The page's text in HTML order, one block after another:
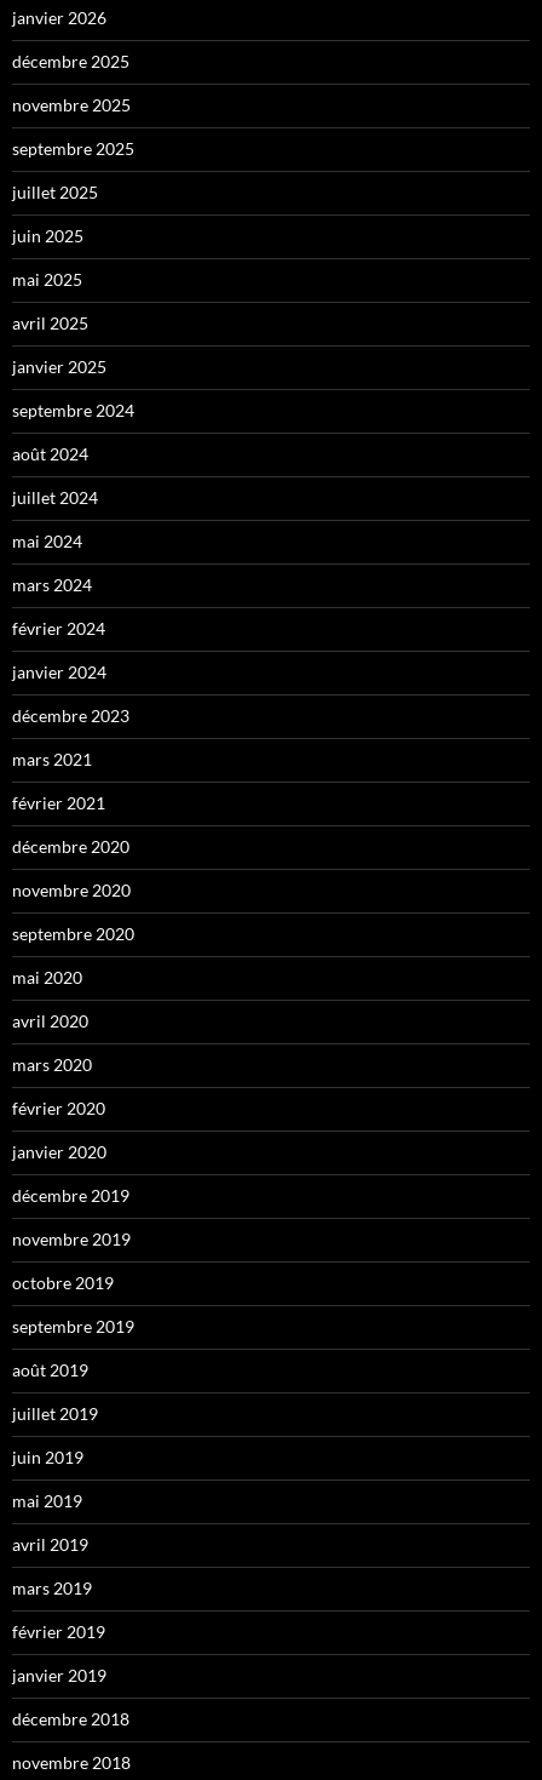
janvier 2026
décembre 2025
novembre 2025
septembre 2025
juillet 2025
juin 2025
mai 2025
avril 2025
janvier 2025
septembre 2024
août 2024
juillet 2024
mai 2024
mars 2024
février 2024
janvier 2024
décembre 2023
mars 2021
février 2021
décembre 2020
novembre 2020
septembre 2020
mai 2020
avril 2020
mars 2020
février 2020
janvier 2020
décembre 2019
novembre 2019
octobre 2019
septembre 2019
août 2019
juillet 2019
juin 2019
mai 2019
avril 2019
mars 2019
février 2019
janvier 2019
décembre 2018
novembre 2018